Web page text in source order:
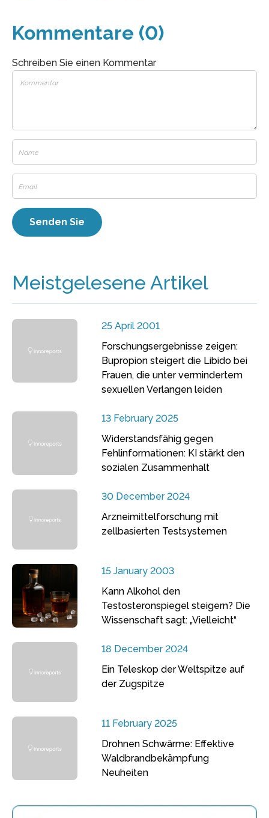
Kommentare (0)
Schreiben Sie einen Kommentar
Meistgelesene Artikel
25 April 2001
Forschungsergebnisse zeigen:
Bupropion steigert die Libido bei
Frauen, die unter vermindertem
sexuellen Verlangen leiden
13 February 2025
Widerstandsfähig gegen
Fehlinformationen: KI stärkt den
sozialen Zusammenhalt
30 December 2024
Arzneimittelforschung mit
zellbasierten Testsystemen
15 January 2003
Kann Alkohol den
Testosteronspiegel steigern? Die
Wissenschaft sagt: „Vielleicht“
18 December 2024
Ein Teleskop der Weltspitze auf
der Zugspitze
11 February 2025
Drohnen Schwärme: Effektive
Waldbrandbekämpfung
Neuheiten